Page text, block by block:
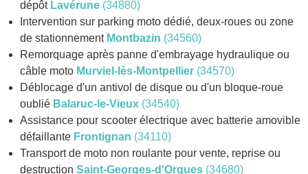
dépôt Lavérune (34880)
Intervention sur parking moto dédié, deux-roues ou zone
de stationnement Montbazin (34560)
Remorquage après panne d'embrayage hydraulique ou
câble moto Murviel-lès-Montpellier (34570)
Déblocage d'un antivol de disque ou d'un bloque-roue
oublié Balaruc-le-Vieux (34540)
Assistance pour scooter électrique avec batterie amovible
défaillante Frontignan (34110)
Transport de moto non roulante pour vente, reprise ou
destruction Saint-Georges-d'Orques (34680)